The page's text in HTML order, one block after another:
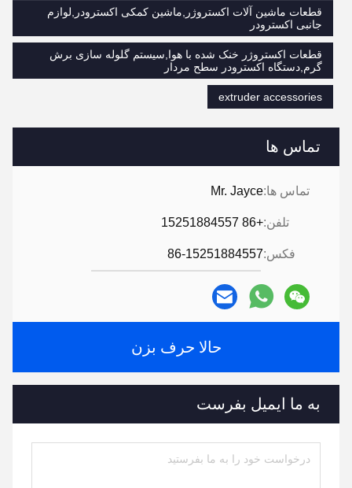
تماس ها
تماس ها:Mr. Jayce
تلفن:+86 15251884557
فکس:86-15251884557
حالا حرف بزن
به ما ایمیل بفرست
قطعات ماشین آلات اکستروژر,ماشین کمکی اکسترودر,لوازم
جانبی اکسترودر
قطعات اکستروژر خنک شده با هوا,سیستم گلوله سازی برش
گرم,دستگاه اکسترودر سطح مردار
extruder accessories